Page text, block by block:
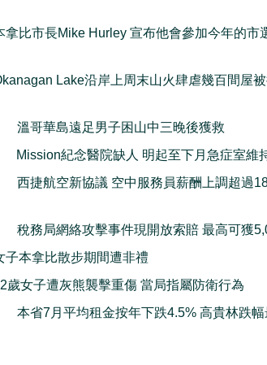
拿比市長Mike Hurley 宣布他會參加今年的市
Lake沿岸上周末山火肆虐幾百間屋
溫哥華島遠足男子困山中三晚後獲救
Mission紀念醫院缺人 明起至下月急症室維
西捷航空新協議 空中服務員薪酬上調超過
稅務局網絡攻擊事件現開放索賠 最高可獲
子本拿比散步期間遭非禮
歲女子遭灰熊襲擊重傷 當局指屬防衛行為
本省7月平均租金按年下跌4.5% 高貴林跌